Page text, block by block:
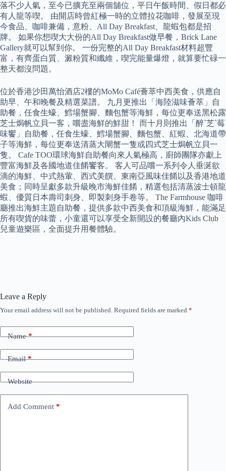
落不少人氣，至今已擴充至兩個舖位，平日午飯時間、假日都必
有人龍等喫。 由開店時曾紅極一時的立體拉花咖啡，發展至現
今食品、咖啡兼備，意粉、All Day Breakfast、龍蝦包都是招
牌。 如果你想喫大大份的All Day Breakfast做早餐，Brick Lane
Gallery就可以幫到你。 一份完整的All Day Breakfast材料超豐
富，有齊蛋白質、澱粉質和纖維，喫完能量爆燈，就算要忙碌一
整天都沒問題。
位於香港沙田萬怡酒店2樓的MoMo Café薈萃中西美食，供應自
助早、午和晚餐及精選菜譜。 九月更推出「海陸滋味薈萃」自
助餐，任食生蠔、鱈場蟹腳、麵包蟹等海鮮，每位更奉送黑松露
芝士焗帆立貝一客，嚐盡海鮮的鮮甜！ 而十月則推出「醉`芝`莓
味饗」自助餐，任食生蠔、鱈場蟹腳、麵包蟹、紅蝦、北海道帶
子等海鮮，每位更奉送清蒸大閘蟹一隻或四式芝士焗帆立貝一
隻。 Cafe TOO環球海鮮自助餐向來人氣極高，廚師團隊亦獻上
豐富海鮮及各國地道佳餚饗客。 客人可品嚐一系列令人垂涎欲
滴的海鮮、中式熱葷、西式美饌、東南亞風味佳餚以及香港地道
美食；同時呈獻多款升級晚市海鮮佳餚，精選包括清蒸波士頓龍
蝦、優質日本壽司刺身、即製刺身手卷等。 The Farmhouse 咖啡
廳推出海鮮主題自助餐，提供多款中西美食和頂級海鮮，能滿足
所有喫貨的味蕾，小童還可以享受全新開設的餐廳內Kids Club
兒童遊樂區，全面提升用餐體驗。
Leave a Reply
Your email address will not be published. Required fields are marked *
Name*
Email*
Website
Add Comment *